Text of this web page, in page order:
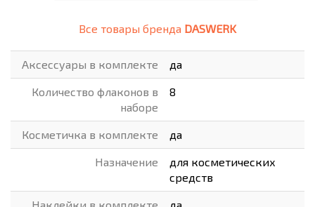
Все товары бренда DASWERK
Аксессуары в комплекте да
Количество флаконов в
наборе
8
Косметичка в комплекте да
Назначение
для косметических
средств